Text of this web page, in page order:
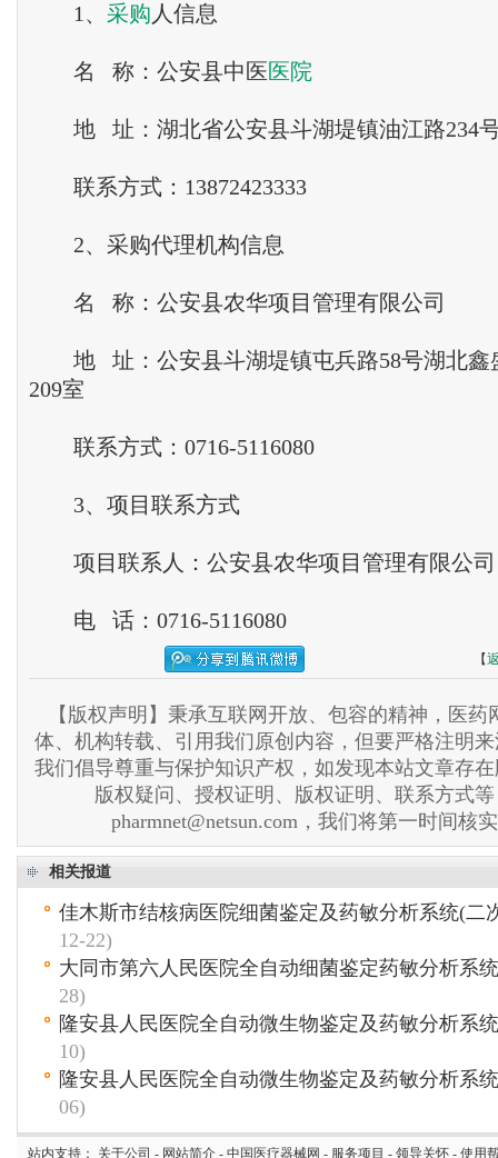
1、 采购 人信息
名 称：公安县中医医院
地 址：湖北省公安县斗湖堤镇油江路234
联系方式：13872423333
2、采购代理机构信息
名 称：公安县农华项目管理有限公司
地 址：公安县斗湖堤镇屯兵路58号湖北鑫
209室
联系方式：0716-5116080
3、项目联系方式
项目联系人：公安县农华项目管理有限公司
电 话：0716-5116080
【
【版权声明】秉承互联网开放、包容的精神，医药
体、机构转载、引用我们原创内容，但要严格注明
我们倡导尊重与保护知识产权，如发现本站文章存
版权疑问、授权证明、版权证明、联系方式
pharmnet@netsun.com，我们将第一时间核
相关报道
佳木斯市结核病医院细菌鉴定及药敏分析系统(二
12-22)
大同市第六人民医院全自动细菌鉴定药敏分析系
28)
隆安县人民医院全自动微生物鉴定及药敏分析系
10)
隆安县人民医院全自动微生物鉴定及药敏分析系
06)
站内支持： 关于公司 - 网站简介 - 中国医疗器械网 - 服务项目 - 领导关怀 - 使用